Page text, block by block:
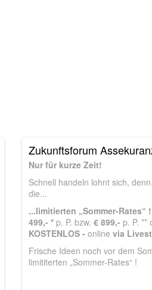
Zukunftsforum
Nur für kurze Zeit!
Schnell handeln lohnt sich,
die...
...limitierten „Sommer-
499,- * p. P. bzw. € 899,- p. P. **
KOSTENLOS - online via
Frische Ideen noch vor dem
limititerten „Sommer-Rates“ !